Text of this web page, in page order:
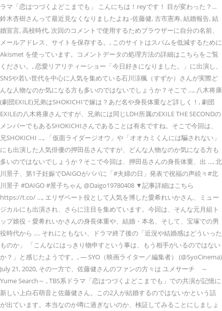
ラマ「恋はつづくよどこまでも」 こんにちは！reyです！ 目が変わった？...
鈴木杏樹さんって最近見なくなりましたよね -佐藤健, 古市憲寿, 結婚報告, 結
婚宣言, 高校時代, 次回のコメントで使用するためブラウザーに自分の名前、
メールアドレス、サイトを保存する。, このサイトはスパムを低減するために
Akismet を使っています。コメントデータの処理方法の詳細はこちらをご覧
ください。, 恋愛リアリティーショー「今日好きになりました。」に出演し、
SNSや若い世代を中心に人気を集めている石川涼楓（すずか）さんが実際ど
んな人物なのか気になる方も多いのではないでしょうか？そこで …, 八木将康
(劇団EXILE)兄弟はSHOKICHIで嫁は？あだ名や身長体重など詳しく！, 劇団
EXILEの八木将康さんですが、兄弟には同じLDH所属のEXILE THE SECONDの
メンバーでもあるSHOKICHIさんであることは有名ですね。そこで今回は、
兄SHOKICHI …, 「仮面ライダージオウ」や「オオカミくんには騙されない」
にも出演した人気俳優の押田岳さんですが、どんな人物なのか気になる方も
多いのではないでしょうか？そこで今回は、押田岳さんの身長体重、出 …, 北
川景子、第1子妊娠でDAIGOがパパに「#夫婦の日」発表で祝福の声続々#北
川景子 #DAIGO #景子ちゃん @Daigo19780408 ▼記事詳細はこちら
https://t.co/ …, エリザベート役として人気を博した愛希れいかさん、ミュー
ジカルにも出演され、さらに注目を集めています。今回は、そんな元月組ト
ップ娘役・愛希れいかさんの身長体重や、結婚・本名、そして、宝塚での男
役時代から …. それにともない、ドラマ終了後の「近況や結婚感はどういった
ものか」 「こんなにはっきり物申すという事は、もう相手がいるのではない
か？」と感じたようです。, — SYO（映画ライター／編集者） (@SyoCinema)
July 21, 2020, その一方で、佐藤健さんのファンの方々は ユメサーチ ～
Yume Search～ , TBS系ドラマ「恋はつづくよどこまでも」での共演が記憶に
新しい上白石萌音と佐藤健さん。この2人が結婚するのではないかという話
が出ています。本当なのか噂に過ぎないのか、検証してみることにしましょ